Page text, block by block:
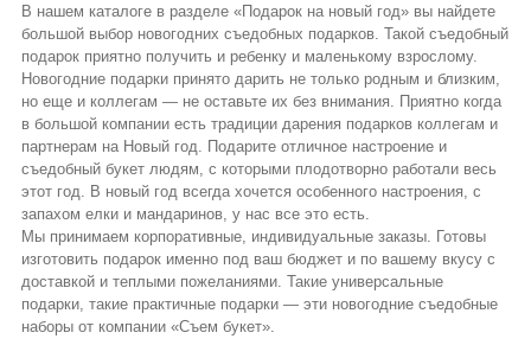
В нашем каталоге в разделе «Подарок на новый год» вы найдете
большой выбор новогодних съедобных подарков. Такой съедобный
подарок приятно получить и ребенку и маленькому взрослому.
Новогодние подарки принято дарить не только родным и близким,
но еще и коллегам — не оставьте их без внимания. Приятно когда
в большой компании есть традиции дарения подарков коллегам и
партнерам на Новый год. Подарите отличное настроение и
съедобный букет людям, с которыми плодотворно работали весь
этот год. В новый год всегда хочется особенного настроения, с
запахом елки и мандаринов, у нас все это есть.
Мы принимаем корпоративные, индивидуальные заказы. Готовы
изготовить подарок именно под ваш бюджет и по вашему вкусу с
доставкой и теплыми пожеланиями. Такие универсальные
подарки, такие практичные подарки — эти новогодние съедобные
наборы от компании «Съем букет».